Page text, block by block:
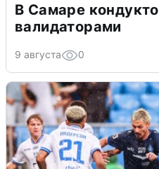
В Самаре
валидаторами
9 августа 0